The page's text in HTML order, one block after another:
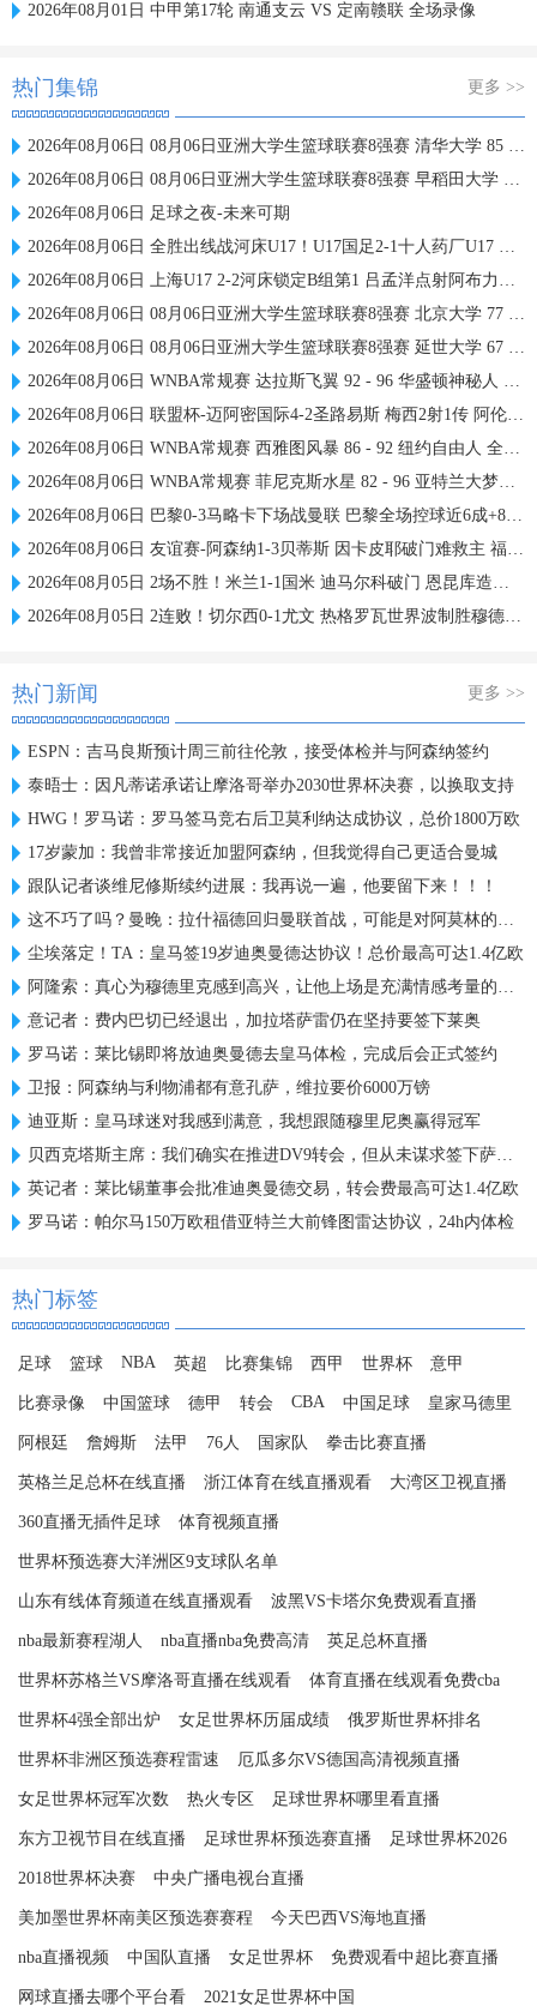
2026年08月01日 中甲第17轮 南通支云 VS 定南赣联 全场录像
热门集锦 更多 >>
2026年08月06日 08月06日亚洲大学生篮球联赛8强赛 清华大学 85 - 81 菲律宾大学 集锦
2026年08月06日 08月06日亚洲大学生篮球联赛8强赛 早稻田大学 78 - 71 高丽大学 集锦
2026年08月06日 足球之夜-未来可期
2026年08月06日 全胜出线战河床U17！U17国足2-1十人药厂U17 赵松源登场1分钟传射
2026年08月06日 上海U17 2-2河床锁定B组第1 吕孟洋点射阿布力米破门 将战A组第2
2026年08月06日 08月06日亚洲大学生篮球联赛8强赛 北京大学 77 - 79 上海交通大学 集锦
2026年08月06日 08月06日亚洲大学生篮球联赛8强赛 延世大学 67 - 72 政治大学 集锦
2026年08月06日 WNBA常规赛 达拉斯飞翼 92 - 96 华盛顿神秘人 全场集锦
2026年08月06日 联盟杯-迈阿密国际4-2圣路易斯 梅西2射1传 阿伦助攻戴帽
2026年08月06日 WNBA常规赛 西雅图风暴 86 - 92 纽约自由人 全场集锦
2026年08月06日 WNBA常规赛 菲尼克斯水星 82 - 96 亚特兰大梦想 全场集锦
2026年08月06日 巴黎0-3马略卡下场战曼联 巴黎全场控球近6成+8射3正未果
2026年08月06日 友谊赛-阿森纳1-3贝蒂斯 因卡皮耶破门难救主 福纳尔斯1射2传
2026年08月05日 2场不胜！米兰1-1国米 迪马尔科破门 恩昆库造点+点射拉莫斯登场
2026年08月05日 2连败！切尔西0-1尤文 热格罗瓦世界波制胜穆德里克时隔614天复出
热门新闻 更多 >>
ESPN：吉马良斯预计周三前往伦敦，接受体检并与阿森纳签约
泰晤士：因凡蒂诺承诺让摩洛哥举办2030世界杯决赛，以换取支持
HWG！罗马诺：罗马签马竞右后卫莫利纳达成协议，总价1800万欧
17岁蒙加：我曾非常接近加盟阿森纳，但我觉得自己更适合曼城
跟队记者谈维尼修斯续约进展：我再说一遍，他要留下来！！！
这不巧了吗？曼晚：拉什福德回归曼联首战，可能是对阿莫林的米兰
尘埃落定！TA：皇马签19岁迪奥曼德达协议！总价最高可达1.4亿欧
阿隆索：真心为穆德里克感到高兴，让他上场是充满情感考量的决定
意记者：费内巴切已经退出，加拉塔萨雷仍在坚持要签下莱奥
罗马诺：莱比锡即将放迪奥曼德去皇马体检，完成后会正式签约
卫报：阿森纳与利物浦都有意孔萨，维拉要价6000万镑
迪亚斯：皇马球迷对我感到满意，我想跟随穆里尼奥赢得冠军
贝西克塔斯主席：我们确实在推进DV9转会，但从未谋求签下萨拉赫
英记者：莱比锡董事会批准迪奥曼德交易，转会费最高可达1.4亿欧
罗马诺：帕尔马150万欧租借亚特兰大前锋图雷达协议，24h内体检
热门标签
足球 篮球 NBA 英超 比赛集锦 西甲 世界杯 意甲
比赛录像 中国篮球 德甲 转会 CBA 中国足球 皇家马德里
阿根廷 詹姆斯 法甲 76人 国家队 拳击比赛直播
英格兰足总杯在线直播 浙江体育在线直播观看 大湾区卫视直播
360直播无插件足球 体育视频直播
世界杯预选赛大洋洲区9支球队名单
山东有线体育频道在线直播观看 波黑VS卡塔尔免费观看直播
nba最新赛程湖人 nba直播nba免费高清 英足总杯直播
世界杯苏格兰VS摩洛哥直播在线观看 体育直播在线观看免费cba
世界杯4强全部出炉 女足世界杯历届成绩 俄罗斯世界杯排名
世界杯非洲区预选赛程雷速 厄瓜多尔VS德国高清视频直播
女足世界杯冠军次数 热火专区 足球世界杯哪里看直播
东方卫视节目在线直播 足球世界杯预选赛直播 足球世界杯2026
2018世界杯决赛 中央广播电视台直播
美加墨世界杯南美区预选赛赛程 今天巴西VS海地直播
nba直播视频 中国队直播 女足世界杯 免费观看中超比赛直播
网球直播去哪个平台看 2021女足世界杯中国